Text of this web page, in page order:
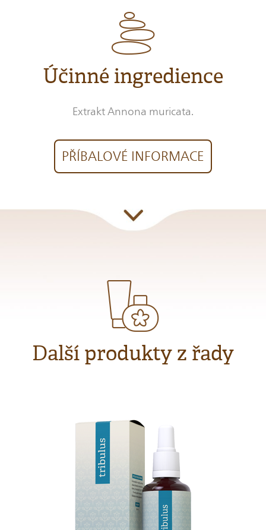
Účinné ingredience
Extrakt Annona muricata.
PŘÍBALOVÉ INFORMACE
Další produkty z řady